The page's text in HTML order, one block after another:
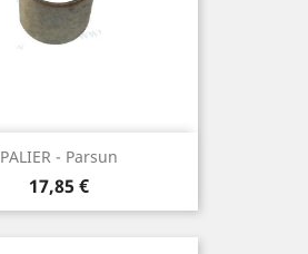
PALIER - Parsun
Prix
17,85 €